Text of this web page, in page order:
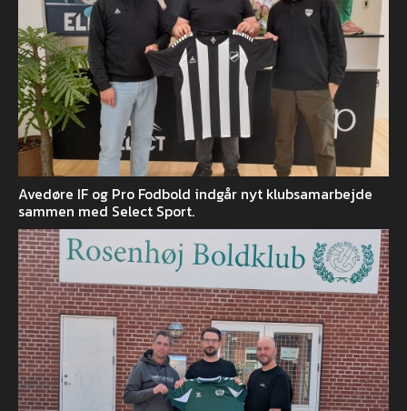
Avedøre IF og Pro Fodbold indgår nyt klubsamarbejde
sammen med Select Sport.